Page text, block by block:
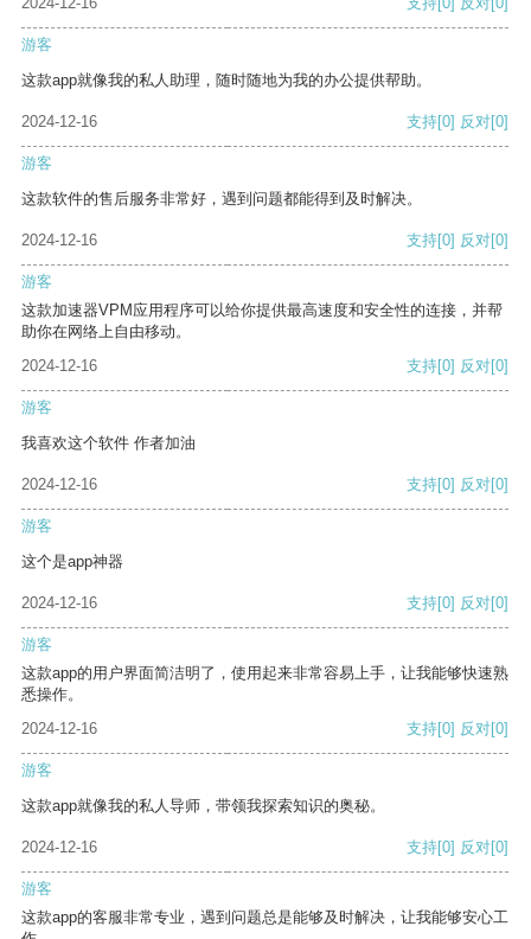
游客
这款app就像我的私人助理，随时随地为我的办公提供帮助。
2024-12-16 支持[0] 反对[0]
游客
这款软件的售后服务非常好，遇到问题都能得到及时解决。
2024-12-16 支持[0] 反对[0]
游客
这款加速器VPM应用程序可以给你提供最高速度和安全性的连接，并帮
助你在网络上自由移动。
2024-12-16
支持[0] 反对[0]
游客
我喜欢这个软件 作者加油
2024-12-16 支持[0] 反对[0]
游客
这个是app神器
2024-12-16 支持[0] 反对[0]
游客
这款app的用户界面简洁明了，使用起来非常容易上手，让我能够快速熟
悉操作。
2024-12-16
支持[0] 反对[0]
游客
这款app就像我的私人导师，带领我探索知识的奥秘。
2024-12-16 支持[0] 反对[0]
游客
这款app的客服非常专业，遇到问题总是能够及时解决，让我能够安心工